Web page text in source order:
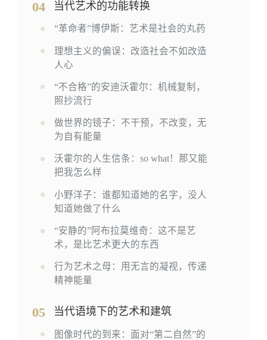
04 当代艺术的功能转换
“革命者”博伊斯：艺术是社会的丸药
理想主义的偏误：改造社会不如改造
人心
“不合格”的安迪沃霍尔：机械复制，
照抄流行
做世界的镜子：不干预，不改变，无
为自有能量
沃霍尔的人生信条：so what！那又能
把我怎么样
小野洋子：谁都知道她的名字，没人
知道她做了什么
“安静的”阿布拉莫维奇：这不是艺
术，是比艺术更大的东西
行为艺术之母：用无言的凝视，传递
精神能量
05 当代语境下的艺术和建筑
图像时代的到来：面对“第二自然”的